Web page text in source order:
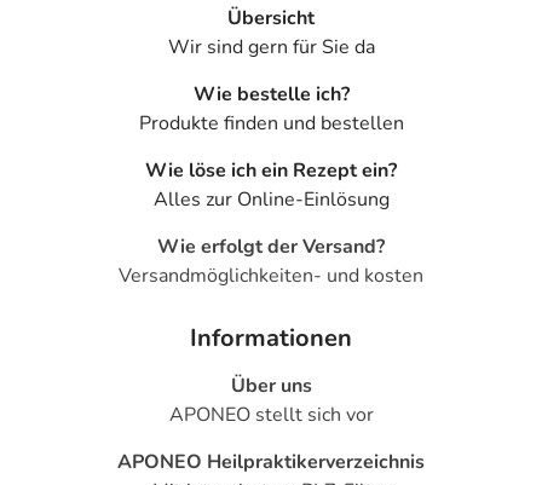
Übersicht
Wir sind gern für Sie da
Wie bestelle ich?
Produkte finden und bestellen
Wie löse ich ein Rezept ein?
Alles zur Online-Einlösung
Wie erfolgt der Versand?
Versandmöglichkeiten- und kosten
Informationen
Über uns
APONEO stellt sich vor
APONEO Heilpraktikerverzeichnis